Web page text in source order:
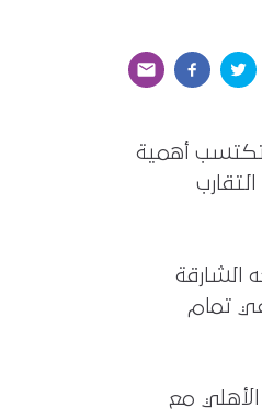
تقام يومي 15 و16 مايو الجاري، والتي تكتسب أهمية
الشارقة
زعبيل في تمام
19:30 مساءً، إذ يلتقي شباب الأهلي مع